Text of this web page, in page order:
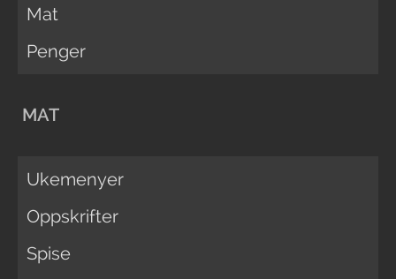
Mat
Penger
MAT
Ukemenyer
Oppskrifter
Spise